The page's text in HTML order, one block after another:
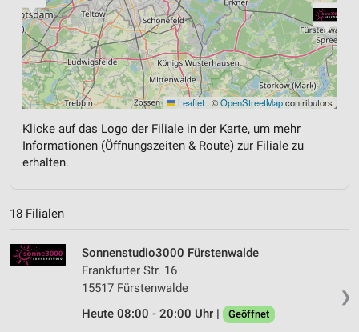
Leaflet | ©OpenStreetMapcontributors
Klicke auf das Logo der Filiale in der Karte, um mehr
Informationen (Öffnungszeiten & Route) zur Filiale zu
erhalten.
18 Filialen
❯
Sonnenstudio3000 Fürstenwalde
Frankfurter Str. 16
15517 Fürstenwalde
Heute 08:00 - 20:00 Uhr |
Geöffnet